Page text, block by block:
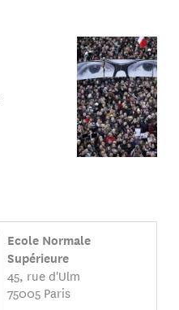
Ecole Normale
Supérieure
45, rue d'Ulm
75005 Paris